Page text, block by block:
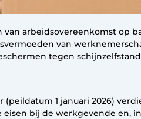
arbeidsovereenkomst op
van
tegen
1 januari 2026)
bij de werkgevende en,